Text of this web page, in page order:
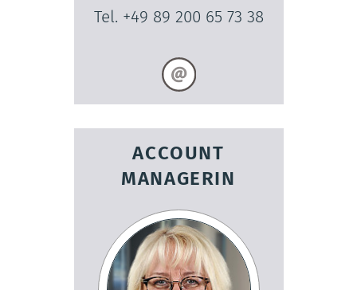
Tel. +49 89 200 65 73 38
ACCOUNT
MANAGERIN